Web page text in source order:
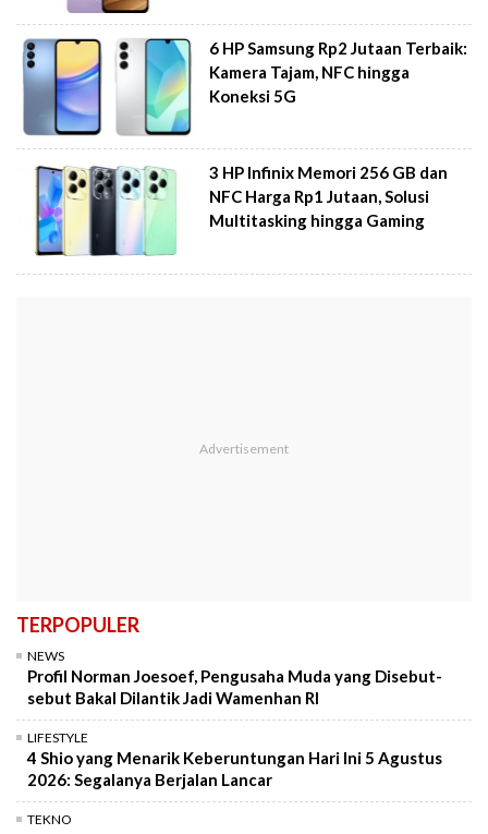
6 HP Samsung Rp2 Jutaan Terbaik:
Kamera Tajam, NFC hingga
Koneksi 5G
3 HP Infinix Memori 256 GB dan
NFC Harga Rp1 Jutaan, Solusi
Multitasking hingga Gaming
TERPOPULER
NEWS
Profil Norman Joesoef, Pengusaha Muda yang Disebut-
sebut Bakal Dilantik Jadi Wamenhan RI
LIFESTYLE
4 Shio yang Menarik Keberuntungan Hari Ini 5 Agustus
2026: Segalanya Berjalan Lancar
TEKNO